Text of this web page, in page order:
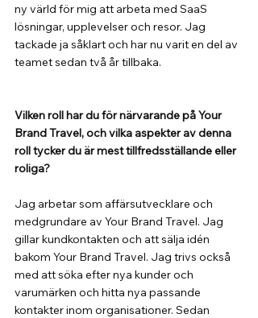
ny värld för mig att arbeta med SaaS
lösningar, upplevelser och resor. Jag
tackade ja såklart och har nu varit en del av
teamet sedan två år tillbaka.
Vilken roll har du för närvarande på Your
Brand Travel, och vilka aspekter av denna
roll tycker du är mest tillfredsställande eller
roliga?
Jag arbetar som affärsutvecklare och
medgrundare av Your Brand Travel. Jag
gillar kundkontakten och att sälja idén
bakom Your Brand Travel. Jag trivs också
med att söka efter nya kunder och
varumärken och hitta nya passande
kontakter inom organisationer. Sedan